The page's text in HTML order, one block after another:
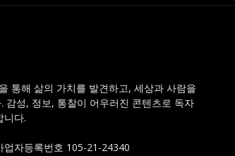
통해 삶의 가치를 발견하고, 세상과 사람을
감성, 정보, 통찰이 어우러진 콘텐츠로 독자
니다.
업자등록번호 105-21-24340